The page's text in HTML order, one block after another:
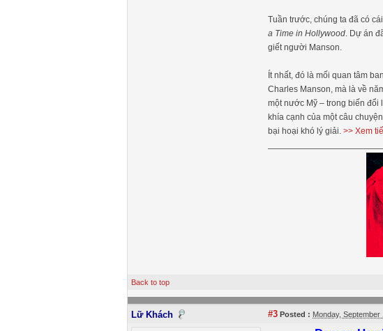
Tuần trước, chúng ta đã có
a Time in Hollywood. Dự án
giết người Manson.
Ít nhất, đó là mối quan tâm
Charles Manson, mà là về
một nước Mỹ – trong biến đổi
khía cạnh của một câu
bại hoại khó lý giải. >> Xem
Back to top
Lữ Khách #3 Posted : Monday,